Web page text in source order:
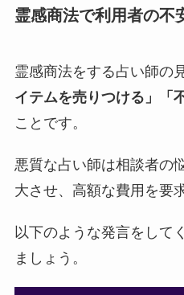
霊感商法で利用者の不
霊感商法をする占い師の
イテムを売りつける」「
ことです。
悪質な占い師は相談者の
大させ、高額な費用を要
以下のような発言をして
ましょう。